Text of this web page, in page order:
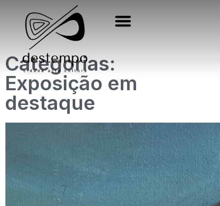
Categorias:
Exposição em
destaque